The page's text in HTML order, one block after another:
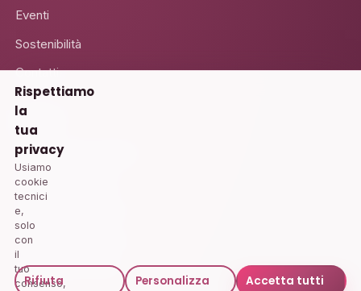
Eventi
Sostenibilità
Contatti
Servizi
Mammografia Digitale
Ecografia Tiroidea
Ecodoppler Carotidi
Visita Dermatologica
Screening Prostata
Rispettiamo
la
tua
privacy
Usiamo
cookie
tecnici
e,
solo
con
il
tuo
consenso,
Rifiuta Personalizza Accetta tutti